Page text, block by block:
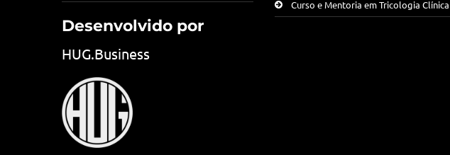
Desenvolvido por
HUG.Business
Curso e Mentoria em Tricologia Clínica